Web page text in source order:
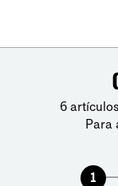
6
Para
1